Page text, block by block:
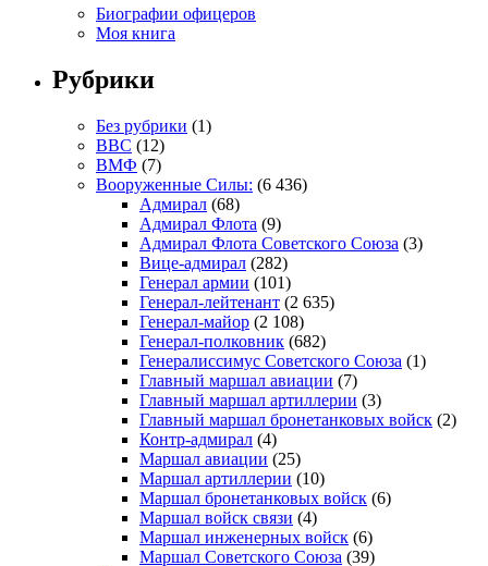
Биографии офицеров
Моя книга
Рубрики
Без рубрики (1)
ВВС (12)
ВМФ (7)
Вооруженные Силы: (6 436)
Адмирал (68)
Адмирал Флота (9)
Адмирал Флота Советского Союза (3)
Вице-адмирал (282)
Генерал армии (101)
Генерал-лейтенант (2 635)
Генерал-майор (2 108)
Генерал-полковник (682)
Генералиссимус Советского Союза (1)
Главный маршал авиации (7)
Главный маршал артиллерии (3)
Главный маршал бронетанковых войск (2)
Контр-адмирал (4)
Маршал авиации (25)
Маршал артиллерии (10)
Маршал бронетанковых войск (6)
Маршал войск связи (4)
Маршал инженерных войск (6)
Маршал Советского Союза (39)